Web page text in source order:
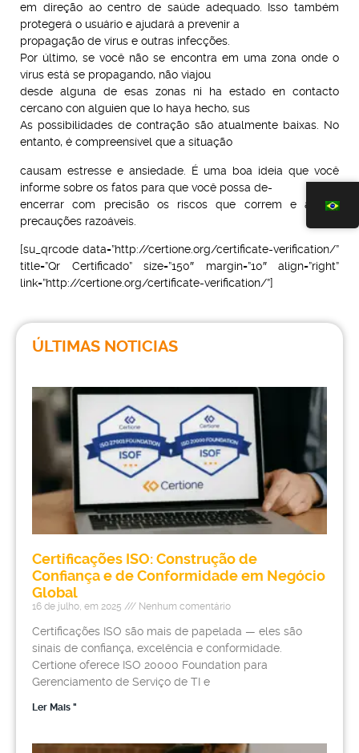
em direção ao centro de saúde adequado. Isso também
protegerá o usuário e ajudará a prevenir a
propagação de vírus e outras infecções.
Por último, se você não se encontra em uma zona onde o
vírus está se propagando, não viajou
desde alguna de esas zonas ni ha estado en contacto
cercano con alguien que lo haya hecho, sus
As possibilidades de contração são atualmente baixas. No
entanto, é compreensível que a situação
causam estresse e ansiedade. É uma boa ideia que você
informe sobre os fatos para que você possa de-
encerrar com precisão os riscos que correm e adotar
precauções razoáveis.
[su_qrcode data=”http://certione.org/certificate-verification/”
title=”Qr Certificado” size=”150″ margin=”10″ align=”right”
link=”http://certione.org/certificate-verification/”]
ÚLTIMAS NOTICIAS
Certificações ISO: Construção de
Confiança e de Conformidade em Negócio
Global
16 de julho, em 2025 Nenhum comentário
Certificações ISO são mais de papelada — eles são
sinais de confiança, excelência e conformidade.
Certione oferece ISO 20000 Foundation para
Gerenciamento de Serviço de TI e
Ler Mais "